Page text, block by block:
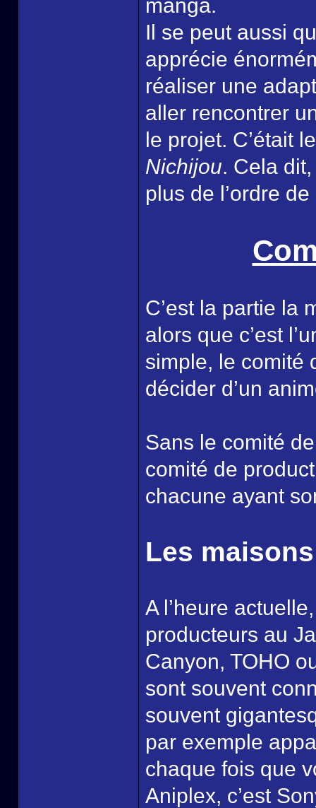
manga.
Il se peut aussi
apprécie
réaliser une
aller rencontrer
le projet. C’était
Nichijou. Cela
plus de l’ordre
C’est la partie la
alors que c’est
simple, le comité
décider d’un
Sans le comité
comité de
chacune ayant
Les
A l’heure
producteurs au
Canyon, TOHO
sont souvent
souvent
par exemple
chaque fois que
Aniplex, c’est